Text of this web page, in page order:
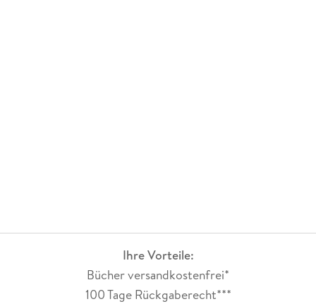
Ihre Vorteile:
Bücher versandkostenfrei*
100 Tage Rückgaberecht***